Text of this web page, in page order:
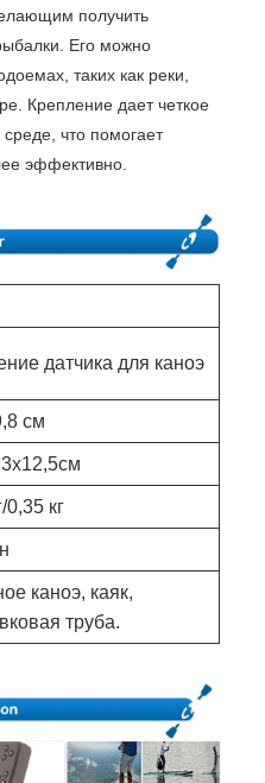
получить
Его можно
таких как реки,
Крепление дает четкое
что помогает
эффективно.
датчика для каноэ
см
0,35 кг
каноэ, каяк,
труба.